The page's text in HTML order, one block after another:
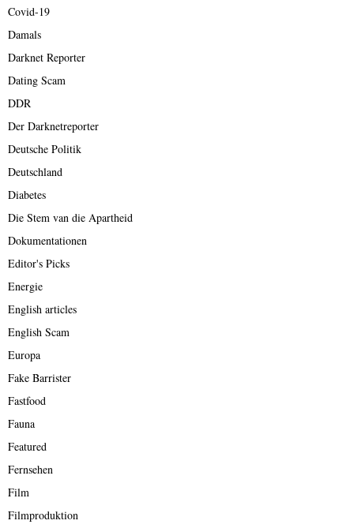
Covid-19
Damals
Darknet Reporter
Dating Scam
DDR
Der Darknetreporter
Deutsche Politik
Deutschland
Diabetes
Die Stem van die Apartheid
Dokumentationen
Editor's Picks
Energie
English articles
English Scam
Europa
Fake Barrister
Fastfood
Fauna
Featured
Fernsehen
Film
Filmproduktion